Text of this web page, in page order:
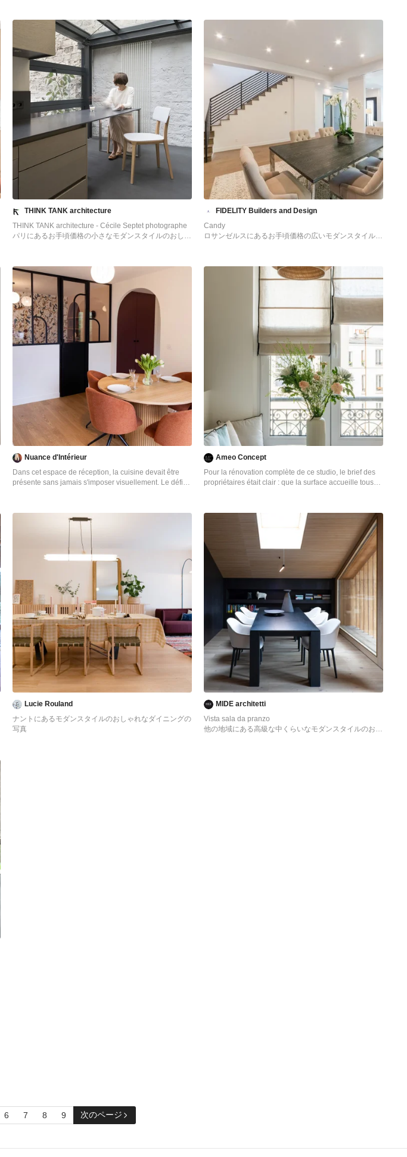
THINK TANK architecture
THINK TANK architecture - Cécile Septet photographe
パリにあるお手頃価格の小さなモダンスタイルのおしゃ
FIDELITY Builders and Design
Candy
ロサンゼルスにあるお手頃価格の広いモダンスタイルの
Nuance d'Intérieur
Dans cet espace de réception, la cuisine devait être
présente sans jamais s'imposer visuellement. Le défi
des volumes. La réponse est venue de ces trois
grandes portes coulissantes teintées dans un
chaleureux terracotta.
Ameo Concept
Pour la rénovation complète de ce studio, le brief des
propriétaires était clair : que la surface accueille tous
l’emplacement de deux fenêtres en L, et celui des
évacuations de plomberie positionnées à l’entrée, ne
laissant pas une grande liberté d’action. Pari tenu pour
l’équipe d’Ameo Concept : une cuisine offrant deux
plans de travail avec tout l’électroménager nécessaire
(lave linge, four, lave vaisselle, plaque de cuisson), une
salle d’eau harmonieuse tout en courbes, une alcôve
nuit indépendante et intime où des rideaux délimitent
l’espace. Enfin, une pièce à vivre fonctionnelle et
chaleureuse, comportant un espace dînatoire avec
banquette coffre, sans oublier le salon offrant deux
couchages complémentaires. Une rénovation clé en
main, où les moindres détails ont été pensés pour
valoriser le bien.
Lucie Rouland
ナントにあるモダンスタイルのおしゃれなダイニングの
写真
MIDE architetti
Vista sala da pranzo
他の地域にある高級な中くらいなモダンスタイルのおし
6 7 8 9 次のページ